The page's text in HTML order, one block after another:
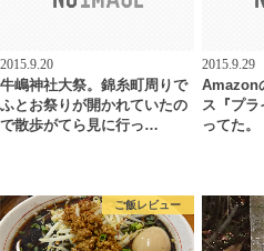
2015.9.20
牛嶋神社大祭。錦糸町周りで
ふとお祭りが開かれていたの
で散歩がてら見に行っ…
2015.9.29
Amazon
ス『プラ
ってた。
ご飯レビュー